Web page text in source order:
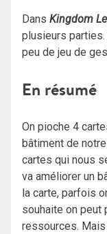
Dans Kingdom
plusieurs parties.
peu de jeu de
En résumé
On pioche 4
bâtiment de
cartes qui nous
va améliorer un
la carte, parfois
souhaite on peut
ressources.